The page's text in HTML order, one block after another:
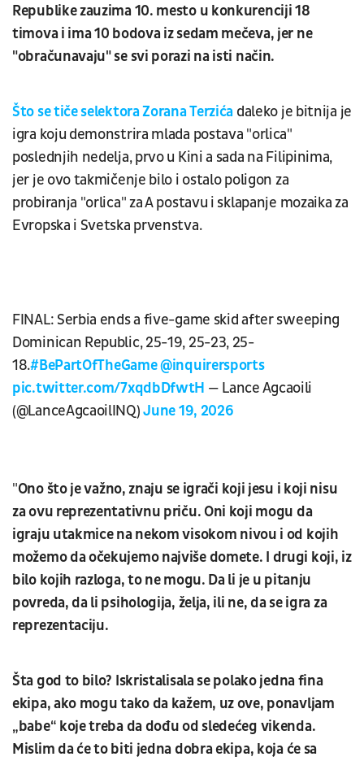
Republike zauzima 10. mesto u konkurenciji 18
timova i ima 10 bodova iz sedam mečeva, jer ne
"obračunavaju" se svi porazi na isti način.
Što se tiče selektora Zorana Terzića daleko je bitnija je
igra koju demonstrira mlada postava "orlica"
poslednjih nedelja, prvo u Kini a sada na Filipinima,
jer je ovo takmičenje bilo i ostalo poligon za
probiranja "orlica" za A postavu i sklapanje mozaika za
Evropska i Svetska prvenstva.
FINAL: Serbia ends a five-game skid after sweeping
Dominican Republic, 25-19, 25-23, 25-
18.#BePartOfTheGame@inquirersports
pic.twitter.com/7xqdbDfwtH — Lance Agcaoili
(@LanceAgcaoilINQ)June 19, 2026
"Ono što je važno, znaju se igrači koji jesu i koji nisu
za ovu reprezentativnu priču. Oni koji mogu da
igraju utakmice na nekom visokom nivou i od kojih
možemo da očekujemo najviše domete. I drugi koji, iz
bilo kojih razloga, to ne mogu. Da li je u pitanju
povreda, da li psihologija, želja, ili ne, da se igra za
reprezentaciju.
Šta god to bilo? Iskristalisala se polako jedna fina
ekipa, ako mogu tako da kažem, uz ove, ponavljam
„babe“ koje treba da dođu od sledećeg vikenda.
Mislim da će to biti jedna dobra ekipa, koja će sa